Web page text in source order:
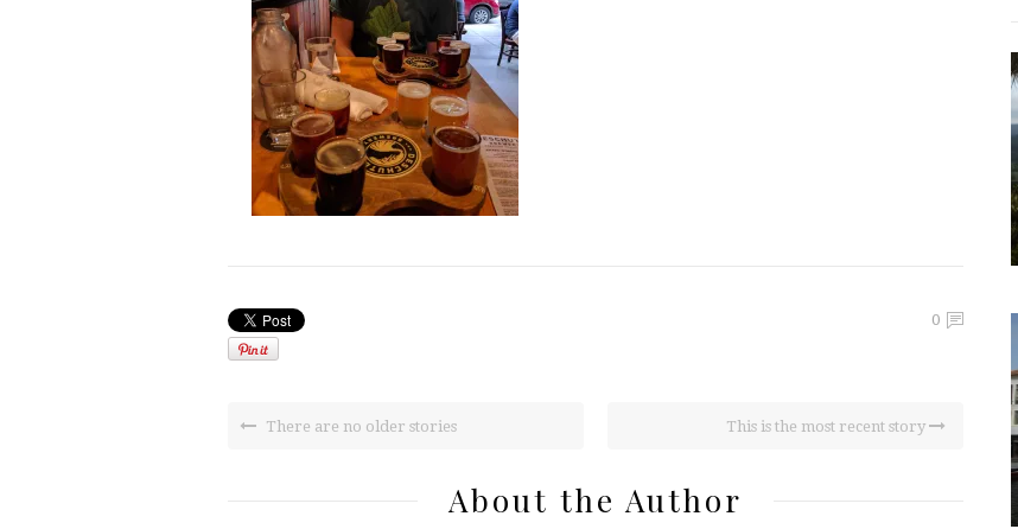
0
There are no older stories This is the most recent story
About the Author